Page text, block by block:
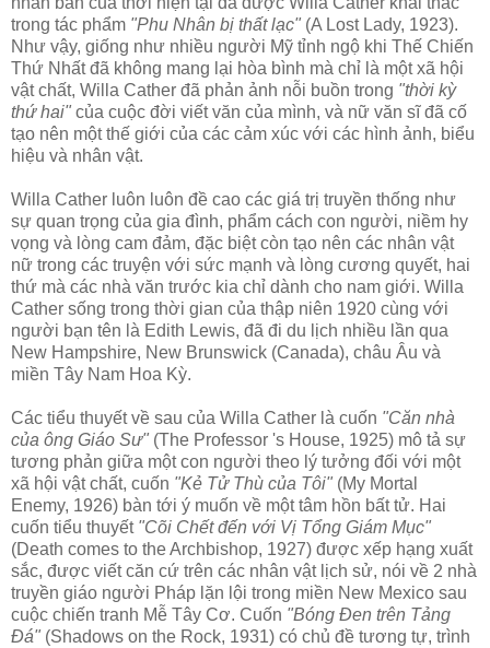
trong tác phẩm "Phu Nhân bị thất lạc" (A Lost Lady, 1923).
Như vậy, giống như nhiều người Mỹ tỉnh ngộ khi Thế Chiến
Thứ Nhất đã không mang lại hòa bình mà chỉ là một xã hội
vật chất, Willa Cather đã phản ảnh nỗi buồn trong "thời kỳ
thứ hai" của cuộc đời viết văn của mình, và nữ văn sĩ đã cố
tạo nên một thế giới của các cảm xúc với các hình ảnh, biểu
hiệu và nhân vật.
Willa Cather luôn luôn đề cao các giá trị truyền thống như
sự quan trọng của gia đình, phẩm cách con người, niềm hy
vọng và lòng cam đảm, đặc biệt còn tạo nên các nhân vật
nữ trong các truyện với sức mạnh và lòng cương quyết, hai
thứ mà các nhà văn trước kia chỉ dành cho nam giới. Willa
Cather sống trong thời gian của thập niên 1920 cùng với
người bạn tên là Edith Lewis, đã đi du lịch nhiều lần qua
New Hampshire, New Brunswick (Canada), châu Âu và
miền Tây Nam Hoa Kỳ.
Các tiểu thuyết về sau của Willa Cather là cuốn "Căn nhà
của ông Giáo Sư" (The Professor 's House, 1925) mô tả sự
tương phản giữa một con người theo lý tưởng đối với một
xã hội vật chất, cuốn "Kẻ Tử Thù của Tôi" (My Mortal
Enemy, 1926) bàn tới ý muốn về một tâm hồn bất tử. Hai
cuốn tiểu thuyết "Cõi Chết đến với Vị Tổng Giám Mục"
(Death comes to the Archbishop, 1927) được xếp hạng xuất
sắc, được viết căn cứ trên các nhân vật lịch sử, nói về 2 nhà
truyền giáo người Pháp lặn lội trong miền New Mexico sau
cuộc chiến tranh Mễ Tây Cơ. Cuốn "Bóng Đen trên Tảng
Đá" (Shadows on the Rock, 1931) có chủ đề tương tự, trình